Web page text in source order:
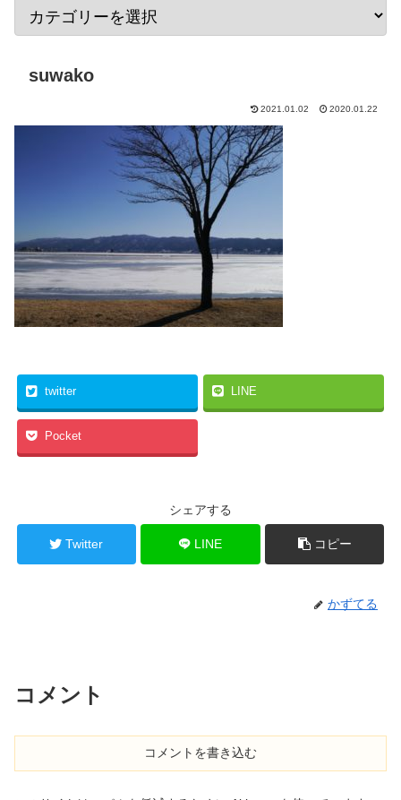
suwako
2021.01.02 2020.01.22
twitter LINE
Pocket
シェアする
Twitter LINE コピー
かずてる
コメント
コメントを書き込む